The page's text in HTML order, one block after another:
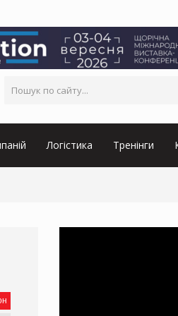
Логістика Тренінги